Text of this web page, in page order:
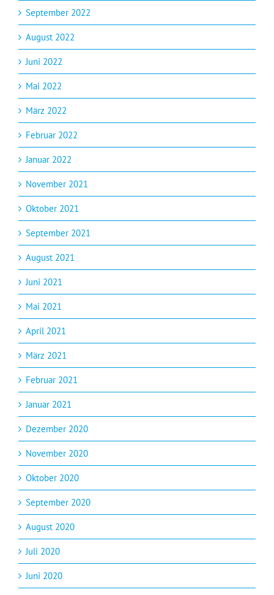
September 2022
August 2022
Juni 2022
Mai 2022
März 2022
Februar 2022
Januar 2022
November 2021
Oktober 2021
September 2021
August 2021
Juni 2021
Mai 2021
April 2021
März 2021
Februar 2021
Januar 2021
Dezember 2020
November 2020
Oktober 2020
September 2020
August 2020
Juli 2020
Juni 2020